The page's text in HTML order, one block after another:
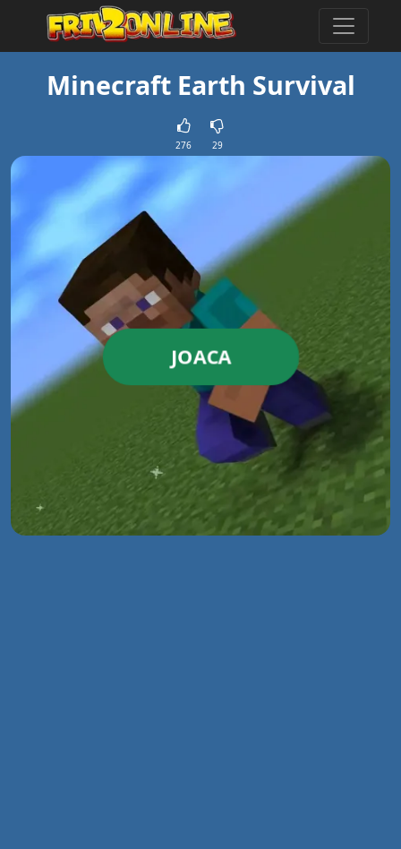
Minecraft Earth Survival
276 29
JOACA